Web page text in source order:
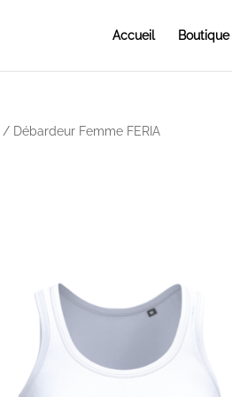
Accueil Boutique
/ Débardeur Femme FERIA